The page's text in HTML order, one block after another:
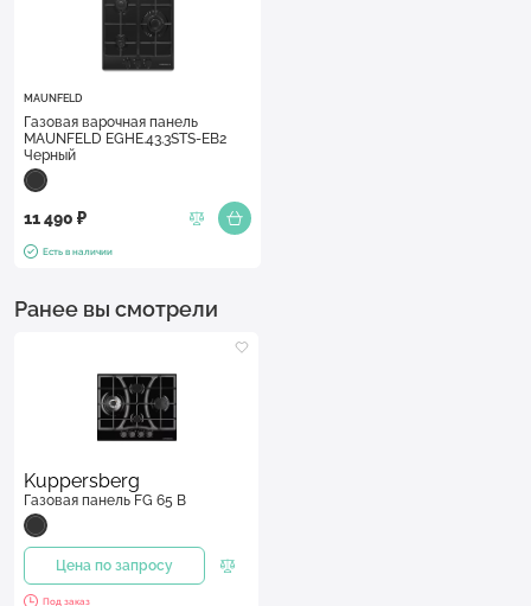
MAUNFELD
Газовая варочная панель
MAUNFELD EGHE.43.3STS-EB2
Черный
11 490 ₽
Есть в наличии
Ранее вы смотрели
Kuppersberg
Газовая панель FG 65 B
Цена по запросу
Под заказ